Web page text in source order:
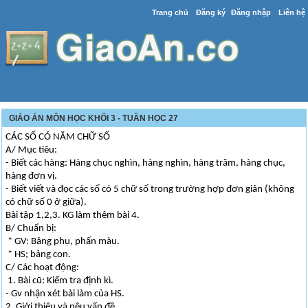
Trang chủ Đăng ký Đăng nhập Liên hệ
GIÁO ÁN MÔN HỌC KHỐI 3 - TUẦN HỌC 27
CÁC SỐ CÓ NĂM CHỮ SỐ
A/ Mục tiêu:
- Biết các hàng: Hàng chục nghìn, hàng nghìn, hàng trăm, hàng chục,
hàng đơn vị.
- Biết viết và đọc các số có 5 chữ số trong trường hợp đơn giản (không
có chữ số 0 ở giữa).
Bài tập 1,2,3. KG làm thêm bài 4.
B/ Chuẩn bị:
* GV: Bảng phụ, phấn màu.
* HS; bảng con.
C/ Các hoạt động:
1. Bài cũ: Kiểm tra định kì.
- Gv nhận xét bài làm của HS.